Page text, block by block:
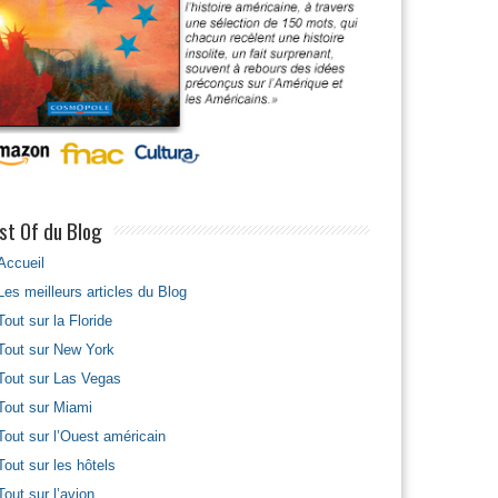
Of du Blog
meilleurs articles du Blog
sur la Floride
sur New York
sur Las Vegas
sur Miami
sur l’Ouest américain
sur les hôtels
sur l’avion